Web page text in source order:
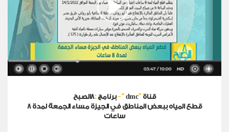
برنامج: 8الصبح-" dmc" قناة
قطع المياه ببعض المناطق في الجيزة مساء الجمعة لمدة 8
ساعات